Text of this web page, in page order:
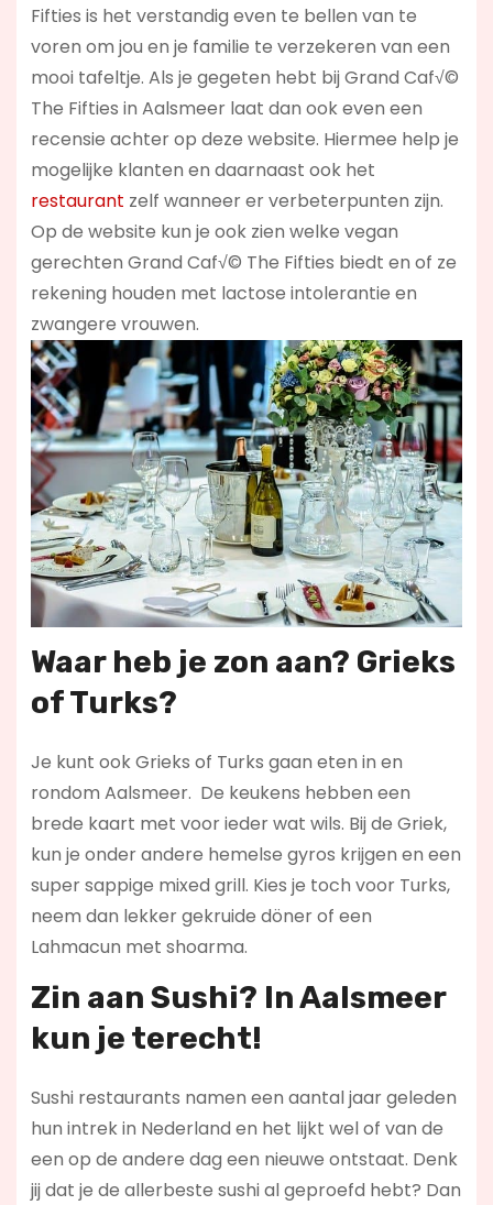
Fifties is het verstandig even te bellen van te
voren om jou en je familie te verzekeren van een
mooi tafeltje. Als je gegeten hebt bij Grand Caf√©
The Fifties in Aalsmeer laat dan ook even een
recensie achter op deze website. Hiermee help je
mogelijke klanten en daarnaast ook het
restaurant zelf wanneer er verbeterpunten zijn.
Op de website kun je ook zien welke vegan
gerechten Grand Caf√© The Fifties biedt en of ze
rekening houden met lactose intolerantie en
zwangere vrouwen.
Waar heb je zon aan? Grieks
of Turks?
Je kunt ook Grieks of Turks gaan eten in en
rondom Aalsmeer. De keukens hebben een
brede kaart met voor ieder wat wils. Bij de Griek,
kun je onder andere hemelse gyros krijgen en een
super sappige mixed grill. Kies je toch voor Turks,
neem dan lekker gekruide döner of een
Lahmacun met shoarma.
Zin aan Sushi? In Aalsmeer
kun je terecht!
Sushi restaurants namen een aantal jaar geleden
hun intrek in Nederland en het lijkt wel of van de
een op de andere dag een nieuwe ontstaat. Denk
jij dat je de allerbeste sushi al geproefd hebt? Dan